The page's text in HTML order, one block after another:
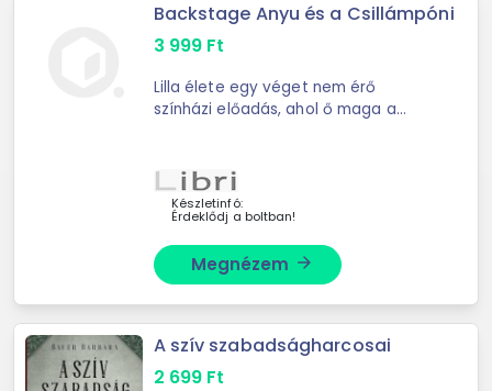
Backstage Anyu és a Csillámpóni
3 999 Ft
Lilla élete egy véget nem érő
színházi előadás, ahol ő maga a
felvonásban. De nem kell ...
Készletinfó:
Érdeklődj a boltban!
Megnézem arrow_forward
A szív szabadságharcosai
2 699 Ft